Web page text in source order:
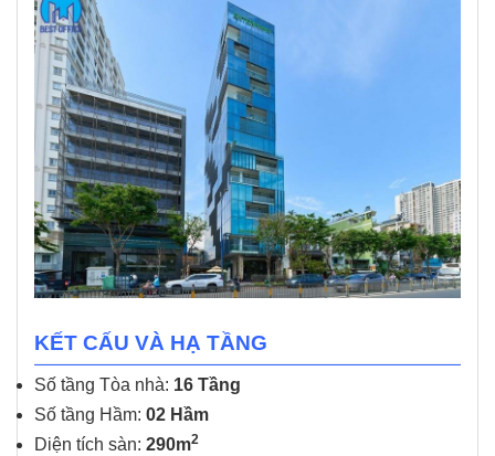
KẾT CẤU VÀ HẠ TẦNG
Số tầng Tòa nhà: 16 Tầng
Số tầng Hầm: 02 Hầm
Diện tích sàn: 290m2